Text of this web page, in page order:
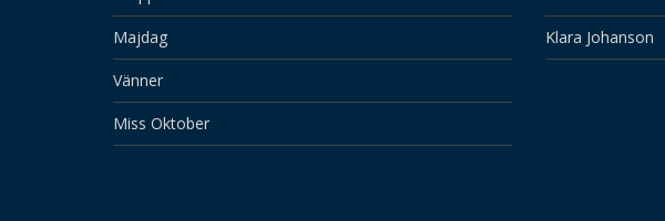
Majdag
Vänner
Miss Oktober
Klara Johanson